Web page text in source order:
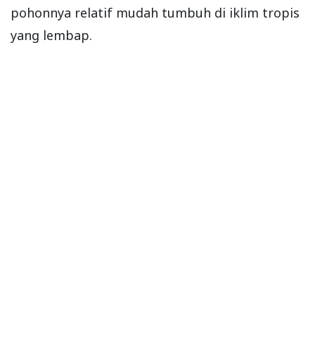
pohonnya relatif mudah tumbuh di iklim tropis
yang lembap.